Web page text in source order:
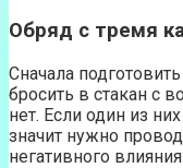
Обряд с тремя
Сначала
бросить в стакан с
нет. Если один из
значит нужно
негативного